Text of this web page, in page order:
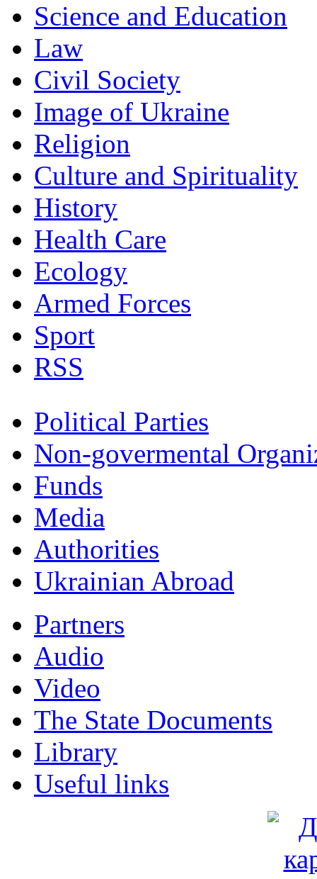
Science and Education
Law
Civil Society
Image of Ukraine
Religion
Culture and Spirituality
History
Health Care
Ecology
Armed Forces
Sport
RSS
Political Parties
Non-govermental
Funds
Мedia
Authorities
Ukrainian Abroad
Partners
Audio
Video
The State Documents
Library
Useful links